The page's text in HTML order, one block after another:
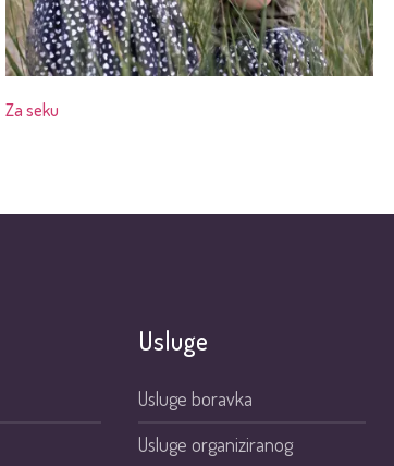
Za seku
Usluge
Usluge boravka
Usluge organiziranog